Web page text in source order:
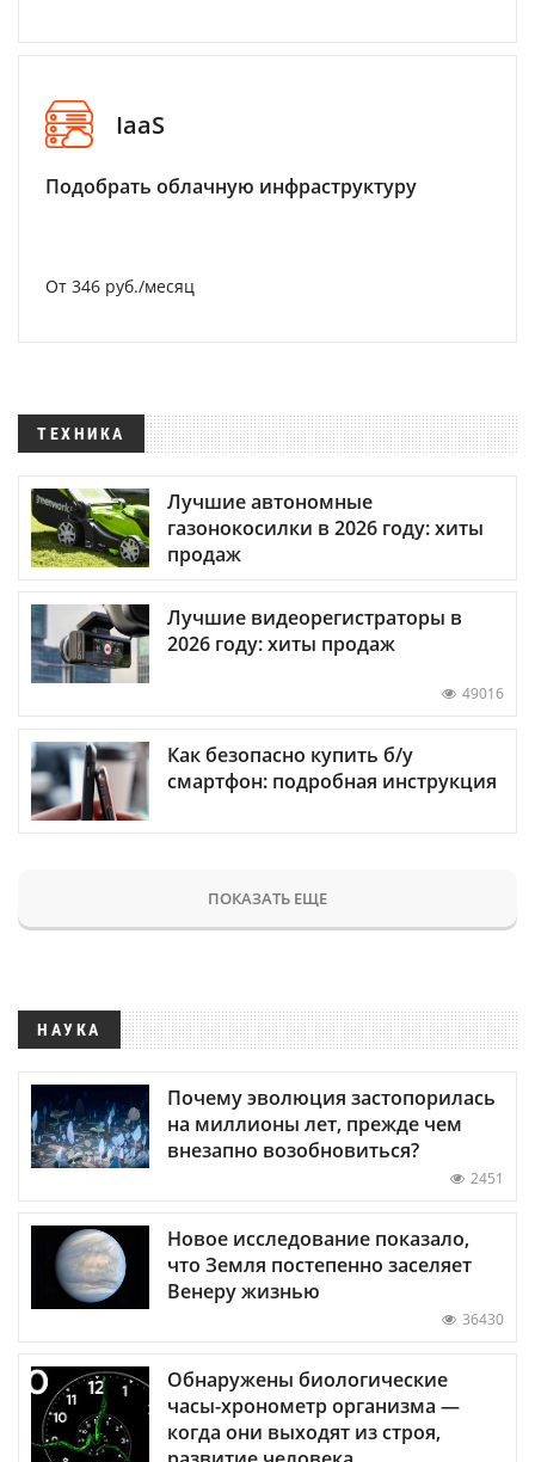
IaaS
Подобрать облачную инфраструктуру
От 346 руб./месяц
ТЕХНИКА
Лучшие автономные
газонокосилки в 2026 году: хиты
продаж
Лучшие видеорегистраторы в
2026 году: хиты продаж
49016
Как безопасно купить б/у
смартфон: подробная инструкция
ПОКАЗАТЬ ЕЩЕ
НАУКА
Почему эволюция застопорилась
на миллионы лет, прежде чем
внезапно возобновиться?
2451
Новое исследование показало,
что Земля постепенно заселяет
Венеру жизнью
36430
Обнаружены биологические
часы-хронометр организма —
когда они выходят из строя,